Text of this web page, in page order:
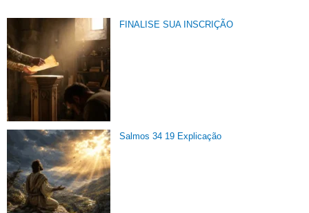
FINALISE SUA INSCRIÇÃO
Salmos 34 19 Explicação